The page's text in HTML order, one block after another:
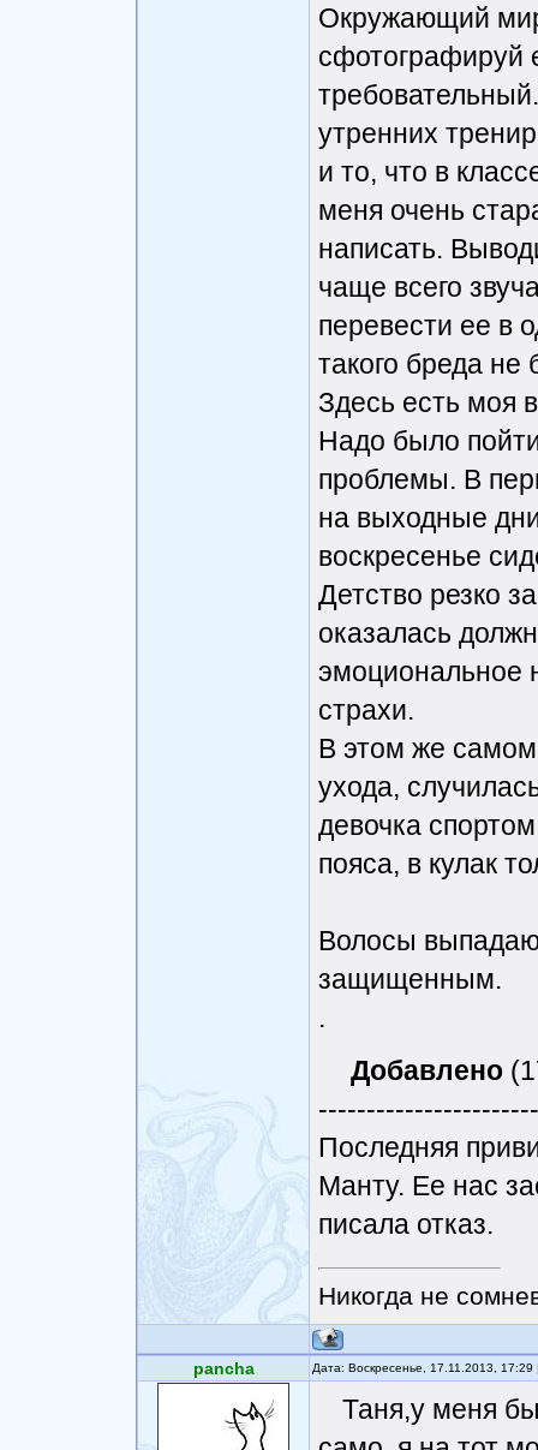
Окружающий
сфотографируй
утренних
и то, что в
меня очень
написать.
чаще всего
перевести ее в
такого бреда
Здесь есть моя
Надо было
проблемы. В
на выходные
воскресенье
Детство резко
оказалась
эмоциональное
страхи.
В этом же самом
ухода,
девочка
пояса, в кулак
Волосы
защищенным.
.
Добавлено
Последняя
Манту. Ее нас
писала отказ.
Никогда не
pancha Дата: Воскресенье, 17.11.2013,
Таня,у меня